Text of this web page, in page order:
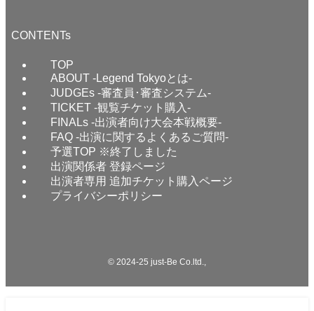
CONTENTs
TOP
ABOUT -Legend Tokyoとは-
JUDGEs -審査員･審査システム-
TICKET -観覧チケット購入-
FINALs -出演者向け大会本戦概要-
FAQ -出演に関するよくあるご質問-
予選TOP ※終了しました
出演関係者 登録ページ
出演者専用 追加チケット購入ページ
プライバシーポリシー
© 2024-25 just-Be Co.ltd.,